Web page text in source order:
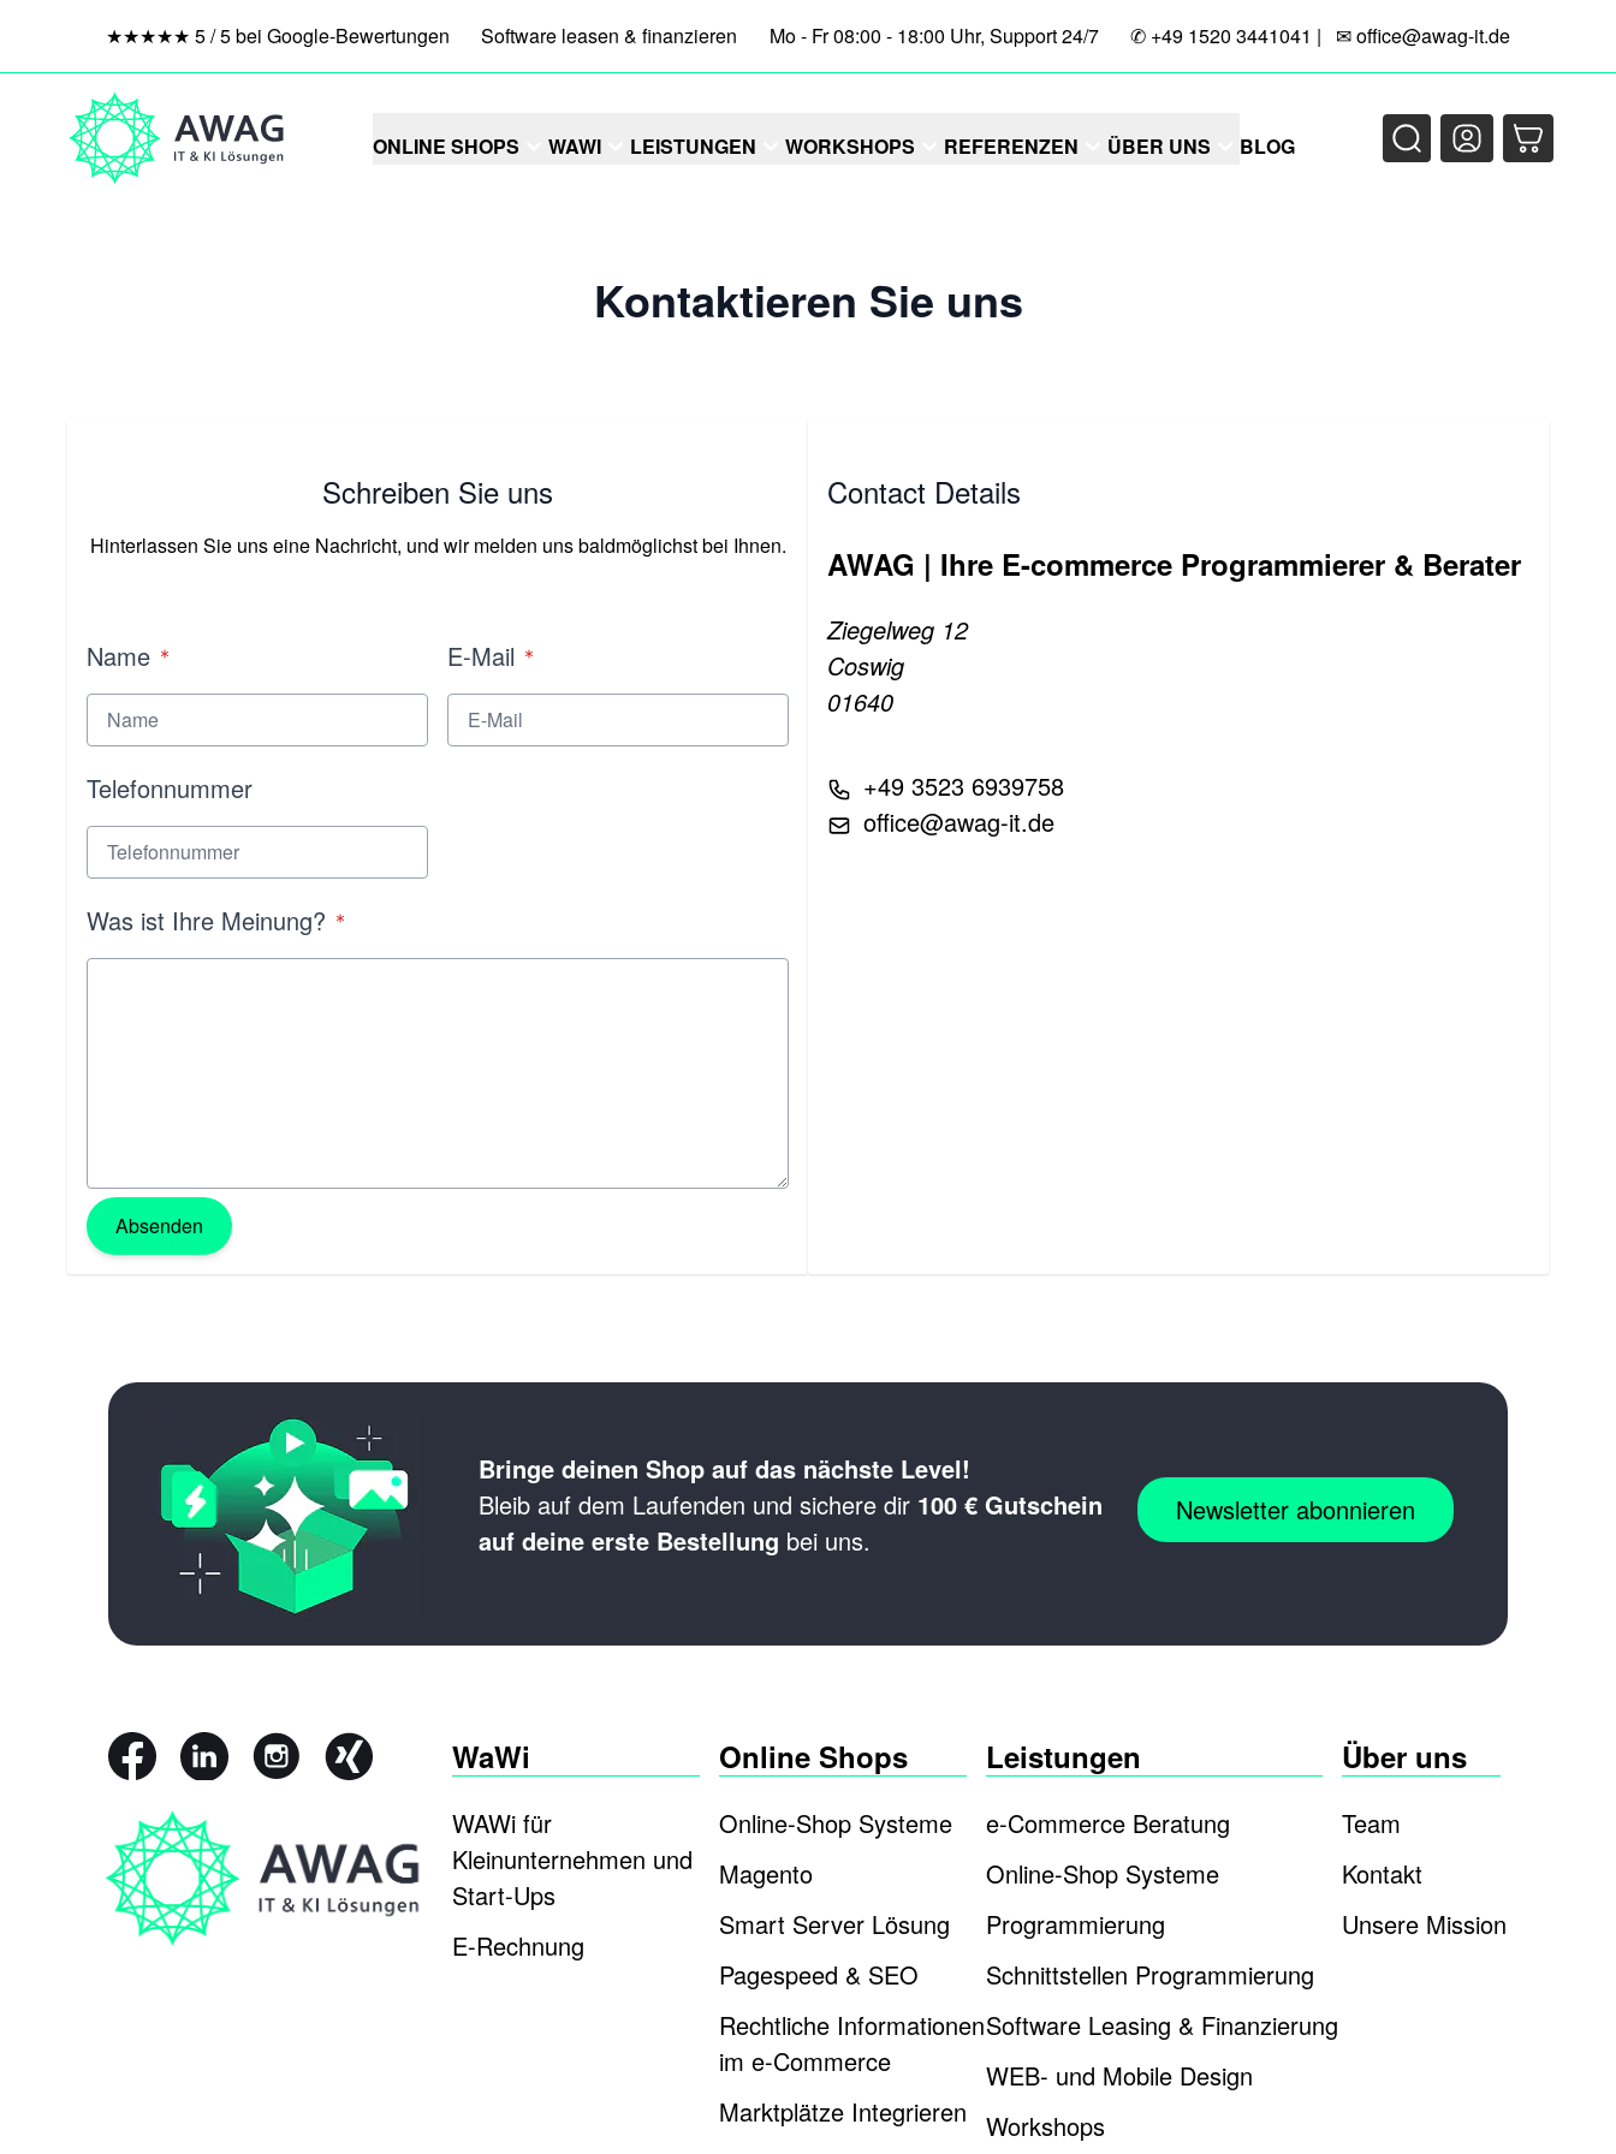
★★★★★ 5 / 5 bei Google-Bewertungen Software leasen & finanzieren Mo - Fr 08:00 - 18:00 Uhr, Support 24/7 ✆ +49 1520 3441041 | ✉office@awag-it.de
Zum Inhalt springen
ONLINE SHOPS WAWI LEISTUNGEN WORKSHOPS REFERENZEN ÜBER UNS BLOG
Kontaktieren Sie uns
Schreiben Sie uns
Hinterlassen Sie uns eine Nachricht, und wir melden uns baldmöglichst bei Ihnen.
Name E-Mail
Telefonnummer
Was ist Ihre Meinung?
Absenden
Contact Details
AWAG | Ihre E-commerce Programmierer & Berater
Ziegelweg 12
Coswig
01640
+49 3523 6939758
office@awag-it.de
Bringe deinen Shop auf das nächste Level!
Bleib auf dem Laufenden und sichere dir 100 € Gutschein
auf deine erste Bestellung bei uns.
Newsletter abonnieren
WaWi
WAWi für
Kleinunternehmen und
Start-Ups
E-Rechnung
Online Shops
Online-Shop Systeme
Magento
Smart Server Lösung
Pagespeed & SEO
Rechtliche Informationen
im e-Commerce
Marktplätze Integrieren
Leistungen
e-Commerce Beratung
Online-Shop Systeme
Programmierung
Schnittstellen Programmierung
Software Leasing & Finanzierung
WEB- und Mobile Design
Workshops
Über uns
Team
Kontakt
Unsere Mission